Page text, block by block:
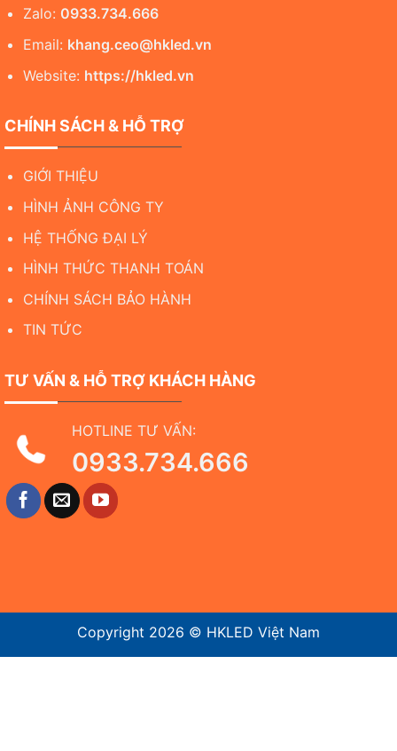
Zalo: 0933.734.666
Email: khang.ceo@hkled.vn
Website: https://hkled.vn
CHÍNH SÁCH & HỖ TRỢ
GIỚI THIỆU
HÌNH ẢNH CÔNG TY
HỆ THỐNG ĐẠI LÝ
HÌNH THỨC THANH TOÁN
CHÍNH SÁCH BẢO HÀNH
TIN TỨC
TƯ VẤN & HỖ TRỢ KHÁCH HÀNG
HOTLINE TƯ VẤN:
0933.734.666
Copyright 2026 © HKLED Việt Nam